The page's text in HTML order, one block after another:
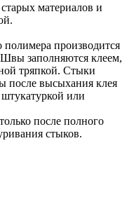
материалов и
производится
заполняются клеем,
тряпкой. Стыки
после высыхания клея
или
после полного
стыков.